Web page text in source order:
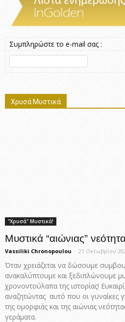
Συμπληρώστε το e-mail σας :
Χρυσά Μυστικά
"Χρυσά" Μυστικά!
Μυστικά “αιώνιας”
Vassiliki Chronopoulou - 21 Οκτωβρίου
Όταν χρειάζεται να δώσουμε
ανακαλύπτουμε και ξεδιπλώνουμε
χρονοντούλαπα της ιστορίας!
αναζητώντας αυτό που οι γυναίκες
της ομορφιάς και της αιώνιας
γεράματα.